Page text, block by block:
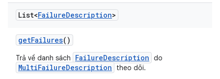
List<FailureDescription>
getFailures()
Trả về danh sách FailureDescription do
MultiFailureDescription theo dõi.